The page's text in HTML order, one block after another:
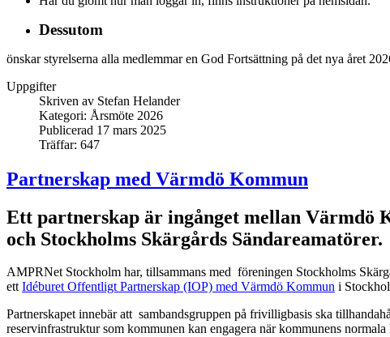
Dessutom
önskar styrelserna alla medlemmar en God Fortsättning på det nya året
Uppgifter
Skriven av Stefan Helander
Kategori: Årsmöte 2026
Publicerad 17 mars 2025
Träffar: 647
Partnerskap med Värmdö Kommun
Ett partnerskap är ingånget mellan Värmdö
och Stockholms Skärgårds Sändareamatörer.
AMPRNet Stockholm har, tillsammans med föreningen Stockholms
ett Idéburet Offentligt Partnerskap (IOP) med Värmdö Kommun i
Partnerskapet innebär att sambandsgruppen på frivilligbasis ska
reservinfrastruktur som kommunen kan engagera när kommunens